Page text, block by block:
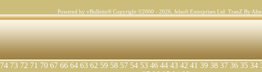
Powered by vBulletin® Copyright ©2000 - 2026, Jelsoft Enterprises Ltd. TranZ By
34
35
36
37
38
39
41
42
43
44
46
53
54
57
58
59
62
63
64
66
67
70
71
72
73
74